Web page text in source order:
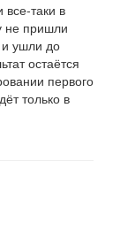
таки в
не пришли
и ушли до
остаётся
первого
только в